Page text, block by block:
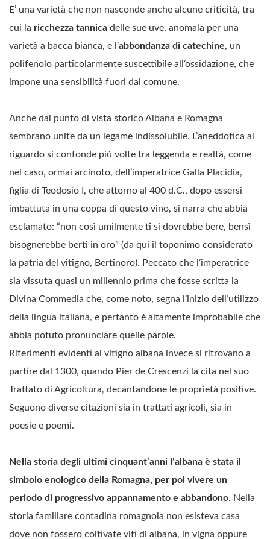
E’ una varietà che non nasconde anche alcune criticità, tra
cui la ricchezza tannica delle sue uve, anomala per una
varietà a bacca bianca, e l’abbondanza di catechine, un
polifenolo particolarmente suscettibile all’ossidazione, che
impone una sensibilità fuori dal comune.
Anche dal punto di vista storico Albana e Romagna
sembrano unite da un legame indissolubile. L’aneddotica al
riguardo si confonde più volte tra leggenda e realtà, come
nel caso, ormai arcinoto, dell’imperatrice Galla Placidia,
figlia di Teodosio I, che attorno al 400 d.C., dopo essersi
imbattuta in una coppa di questo vino, si narra che abbia
esclamato: “non così umilmente ti si dovrebbe bere, bensì
bisognerebbe berti in oro” (da qui il toponimo considerato
la patria del vitigno, Bertinoro). Peccato che l’imperatrice
sia vissuta quasi un millennio prima che fosse scritta la
Divina Commedia che, come noto, segna l’inizio dell’utilizzo
della lingua italiana, e pertanto è altamente improbabile che
abbia potuto pronunciare quelle parole.
Riferimenti evidenti al vitigno albana invece si ritrovano a
partire dal 1300, quando Pier de Crescenzi la cita nel suo
Trattato di Agricoltura, decantandone le proprietà positive.
Seguono diverse citazioni sia in trattati agricoli, sia in
poesie e poemi.
Nella storia degli ultimi cinquant’anni l’albana è stata il
simbolo enologico della Romagna, per poi vivere un
periodo di progressivo appannamento e abbandono. Nella
storia familiare contadina romagnola non esisteva casa
dove non fossero coltivate viti di albana, in vigna oppure